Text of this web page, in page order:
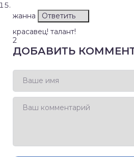
жанна
Ответить
красавец! талант!
2
ДОБАВИТЬ